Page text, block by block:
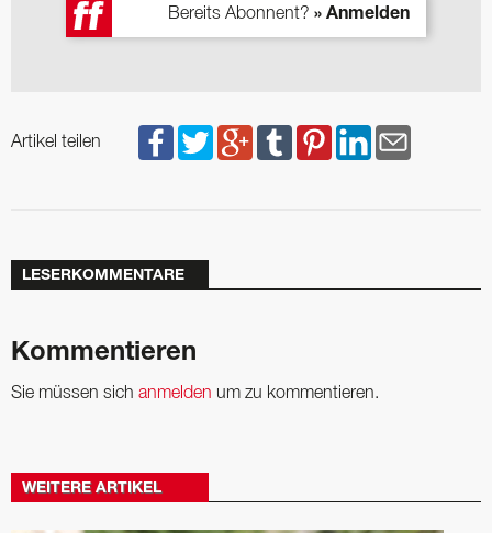
Bereits Abonnent? » Anmelden
Artikel teilen
LESERKOMMENTARE
Kommentieren
Sie müssen sich anmelden um zu kommentieren.
WEITERE ARTIKEL